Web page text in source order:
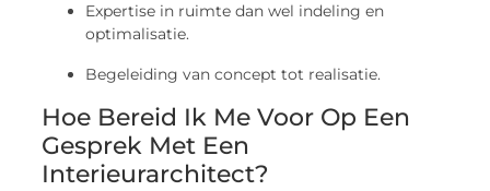
Expertise in ruimte dan wel indeling en
optimalisatie.
Begeleiding van concept tot realisatie.
Hoe Bereid Ik Me Voor Op Een
Gesprek Met Een
Interieurarchitect?